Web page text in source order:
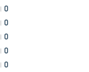
0
0
0
0
0